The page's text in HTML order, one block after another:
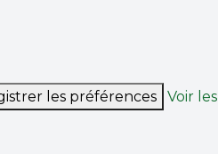
les préférences
Voir